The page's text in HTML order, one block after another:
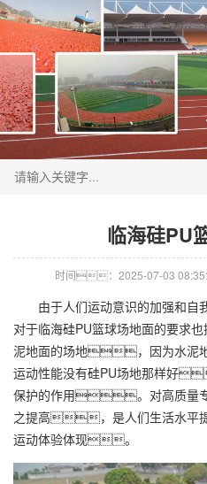
临海硅PU
时间：2025-07-03
由于人们运动意识的加强和自
对于临海硅PU篮球场地面的要求
泥地面的场地，因为水泥
运动性能没有硅PU场地那样好
保护的作用。对高质量专
之提高，是人们生活水平
运动体验体现。